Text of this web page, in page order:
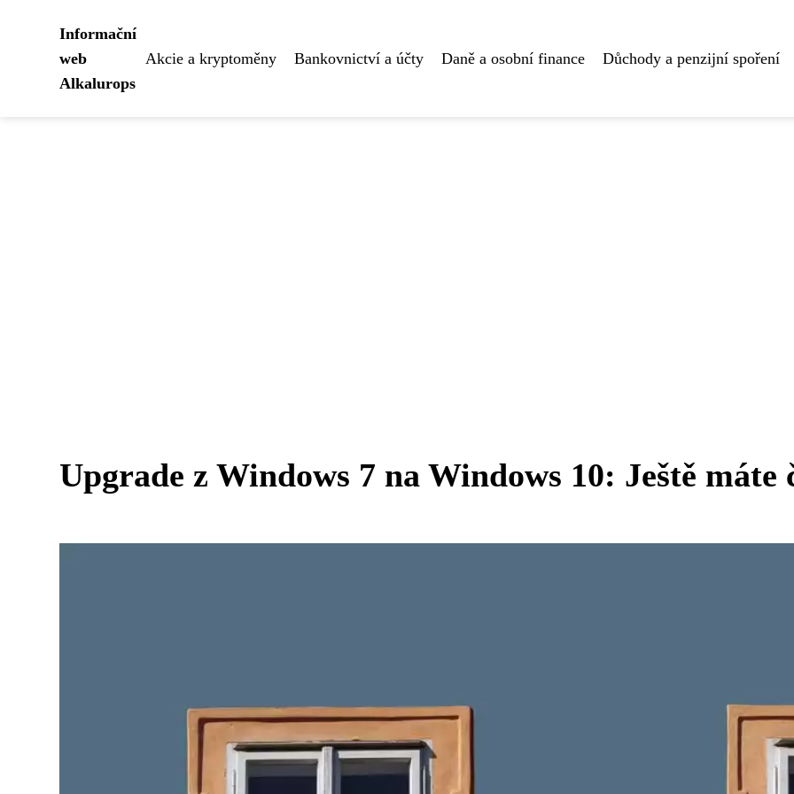
Informační
web
Alkalurops
Akcie a kryptoměny Bankovnictví a účty Daně a osobní finance Důchody a penzijní spoření
Upgrade z Windows 7 na Windows 10: Ještě máte